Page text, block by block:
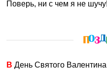
Поверь, ни с чем я не шучу!
В День Святого